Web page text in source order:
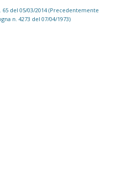
del 05/03/2014 (Precedentemente
n. 4273 del 07/04/1973)